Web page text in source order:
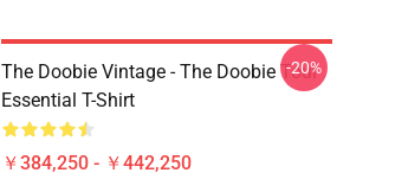
The Doobie Vintage - The Doobie Tour
Essential T-Shirt
￥384,250 - ￥442,250
-20%